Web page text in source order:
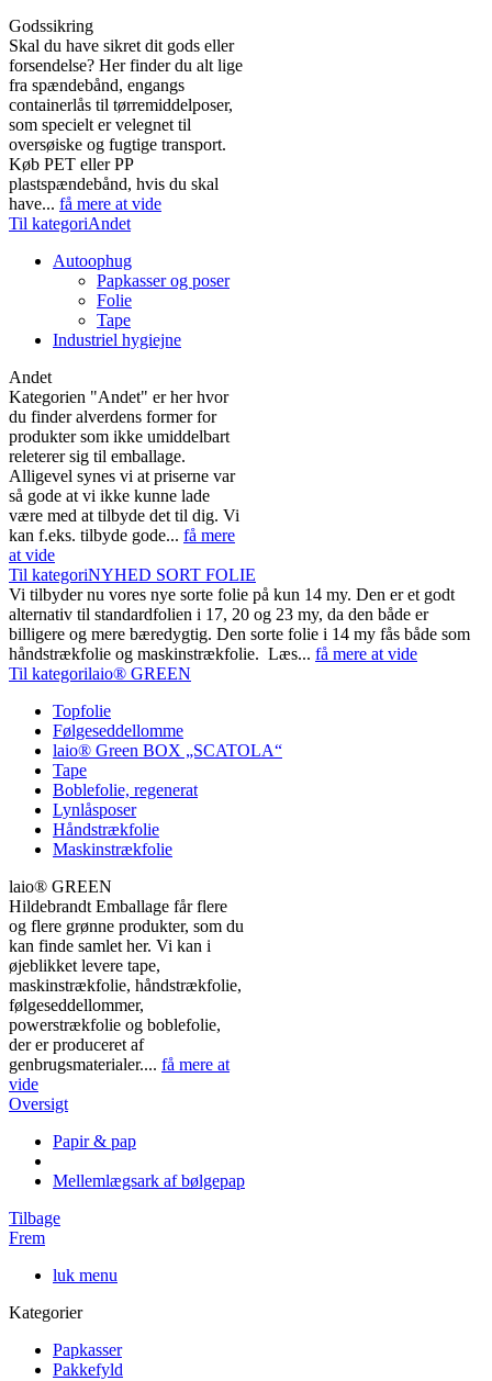
Godssikring
Skal du have sikret dit gods eller
forsendelse? Her finder du alt lige
fra spændebånd, engangs
containerlås til tørremiddelposer,
som specielt er velegnet til
oversøiske og fugtige transport.
Køb PET eller PP
plastspændebånd, hvis du skal
have... få mere at vide
Til kategoriAndet
Autoophug
Papkasser og poser
Folie
Tape
Industriel hygiejne
Andet
Kategorien "Andet" er her hvor
du finder alverdens former for
produkter som ikke umiddelbart
releterer sig til emballage.
Alligevel synes vi at priserne var
så gode at vi ikke kunne lade
være med at tilbyde det til dig. Vi
kan f.eks. tilbyde gode... få mere
at vide
Til kategoriNYHED SORT FOLIE
Vi tilbyder nu vores nye sorte folie på kun 14 my. Den er et godt
alternativ til standardfolien i 17, 20 og 23 my, da den både er
billigere og mere bæredygtig. Den sorte folie i 14 my fås både som
håndstrækfolie og maskinstrækfolie. Læs... få mere at vide
Til kategorilaio® GREEN
Topfolie
Følgeseddellomme
laio® Green BOX „SCATOLA“
Tape
Boblefolie, regenerat
Lynlåsposer
Håndstrækfolie
Maskinstrækfolie
laio® GREEN
Hildebrandt Emballage får flere
og flere grønne produkter, som du
kan finde samlet her. Vi kan i
øjeblikket levere tape,
maskinstrækfolie, håndstrækfolie,
følgeseddellommer,
powerstrækfolie og boblefolie,
der er produceret af
genbrugsmaterialer.... få mere at
vide
Oversigt
Papir & pap
Mellemlægsark af bølgepap
Tilbage
Frem
luk menu
Kategorier
Papkasser
Pakkefyld